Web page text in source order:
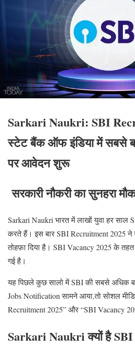
Sarkari Naukri: SBI
स्टेट बैंक ऑफ इंडिया में सबसे
पर आवेदन शुरू
सरकारी नौकरी का सुनहरा
Sarkari Naukri भारत में लाखों युवा हर साल
करते हैं। इस बार SBI Recruitment 2025
तोहफ़ा दिया है। SBI Vacancy 2025 के तहत
गई है।
यह पिछले कुछ सालो में SBI की सबसे अधिक
Jobs Notification सामने आया,तो सोशल
Recruitment 2025” और “SBI Vacancy
Sarkari Naukri क्यों है SBI